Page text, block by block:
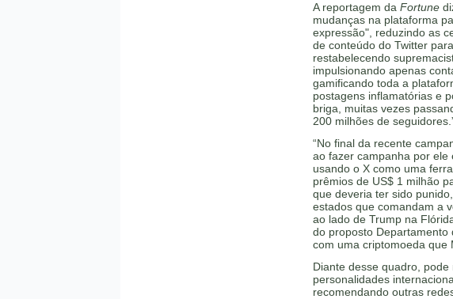
A reportagem da Fortune
mudanças na plataforma
expressão", reduzindo as
de conteúdo do Twitter
restabelecendo
impulsionando apenas
gamificando toda a
postagens inflamatórias e
briga, muitas vezes
200 milhões de
“No final da recente
ao fazer campanha por ele
usando o X como uma
prêmios de US$ 1 milhão
que deveria ter sido
estados que comandam a
ao lado de Trump na
do proposto Departamento
com uma criptomoeda que
Diante desse quadro,
personalidades
recomendando outras